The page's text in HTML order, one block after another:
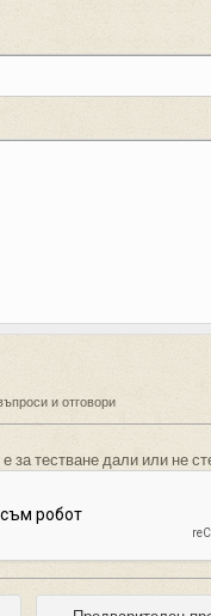
и отговори
за тестване дали или не